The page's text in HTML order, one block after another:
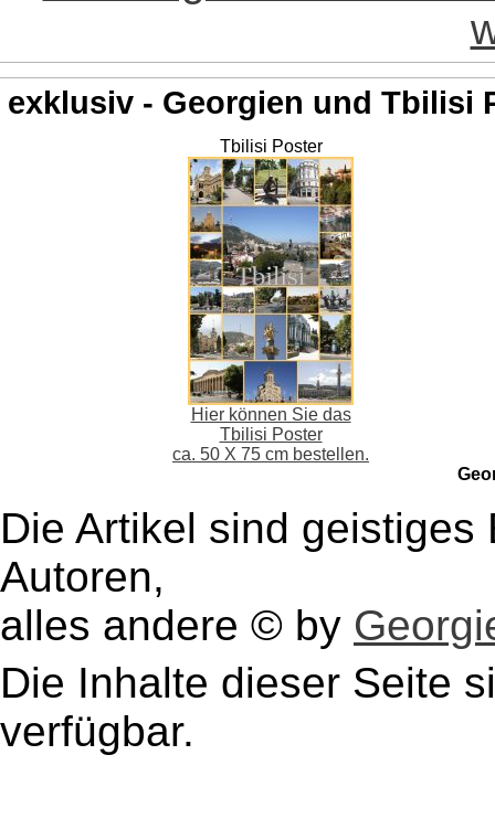
exklusiv - Georgien und Tbilisi
Tbilisi Poster
Hier können Sie das
Tbilisi Poster
ca. 50 X 75 cm bestellen.
Die Artikel sind
Autoren,
alles andere © by
Die Inhalte dieser Seite
verfügbar.